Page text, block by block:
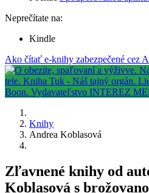
Neprečítate na:
Kindle
Ako čítať e-knihy zabezpečené cez
Knihy
Andrea Koblasová
Zľavnené knihy od
Koblasová s